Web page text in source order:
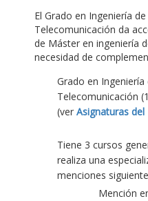
El Grado en Ingeniería
Telecomunicación da
de Máster en ingeniería
necesidad de
Grado en
Telecomunicación
(ver Asignaturas del
Tiene 3 cursos
realiza una
menciones
Mención